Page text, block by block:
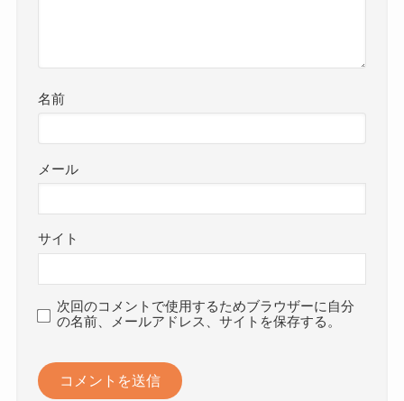
名前
メール
サイト
次回のコメントで使用するためブラウザーに自分
の名前、メールアドレス、サイトを保存する。